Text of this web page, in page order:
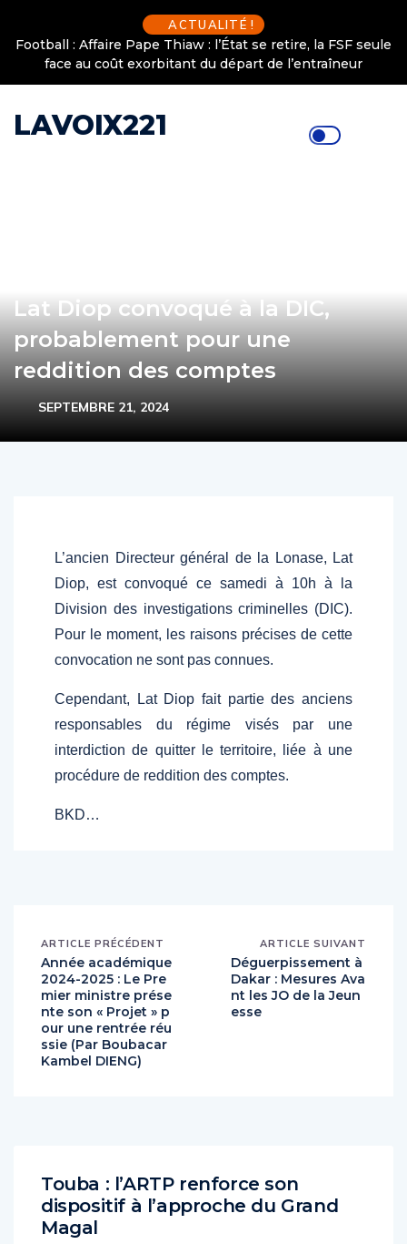
ACTUALITÉ !
Football : Affaire Pape Thiaw : l’État se retire, la FSF seule
face au coût exorbitant du départ de l’entraîneur
LAVOIX221
Lat Diop convoqué à la DIC,
probablement pour une
reddition des comptes
SEPTEMBRE 21, 2024
L’ancien Directeur général de la Lonase, Lat
Diop, est convoqué ce samedi à 10h à la
Division des investigations criminelles (DIC).
Pour le moment, les raisons précises de cette
convocation ne sont pas connues.
Cependant, Lat Diop fait partie des anciens
responsables du régime visés par une
interdiction de quitter le territoire, liée à une
procédure de reddition des comptes.
BKD…
ARTICLE PRÉCÉDENT
Année académique
2024-2025 : Le Pre
mier ministre prése
nte son « Projet » p
our une rentrée réu
ssie (Par Boubacar
Kambel DIENG)
ARTICLE SUIVANT
Déguerpissement à
Dakar : Mesures Ava
nt les JO de la Jeun
esse
Touba : l’ARTP renforce son
dispositif à l’approche du Grand
Magal